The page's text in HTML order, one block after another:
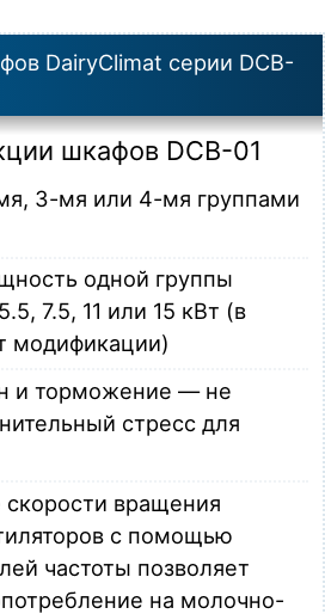
DairyClimat серии DCB-
шкафов DCB-01
3-мя или 4-мя группами
одной группы
7.5, 11 или 15 кВт (в
модификации)
и торможение — не
стресс для
скорости вращения
с помощью
частоты позволяет
на молочно-